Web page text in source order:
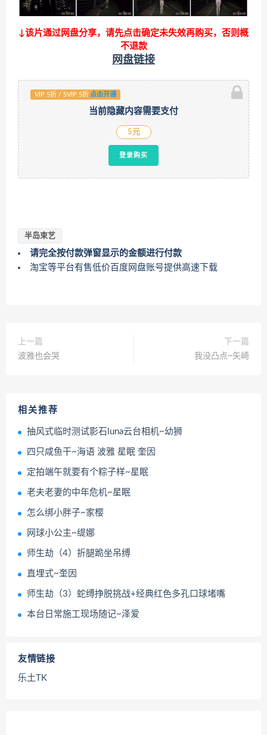
↓该片通过网盘分享，请先点击确定未失效再购买，否则概
不退款
网盘链接
VIP 5折 / SVIP 5折 点击开通
当前隐藏内容需要支付
5元
登录购买
半岛束艺
请完全按付款弹窗显示的金额进行付款
淘宝等平台有售低价百度网盘账号提供高速下载
上一篇
波雅也会哭
下一篇
我没凸点~矢崎
相关推荐
抽风式临时测试影石luna云台相机~幼狮
四只咸鱼干~海语 波雅 星眠 奎因
定拍端午就要有个粽子样~星眠
老夫老妻的中年危机~星眠
怎么绑小胖子~家樱
网球小公主~缇娜
师生劫（4）折腿跪坐吊缚
直埋式~奎因
师生劫（3）蛇缚挣脱挑战+经典红色多孔口球堵嘴
本台日常施工现场随记~泽爱
友情链接
乐土TK